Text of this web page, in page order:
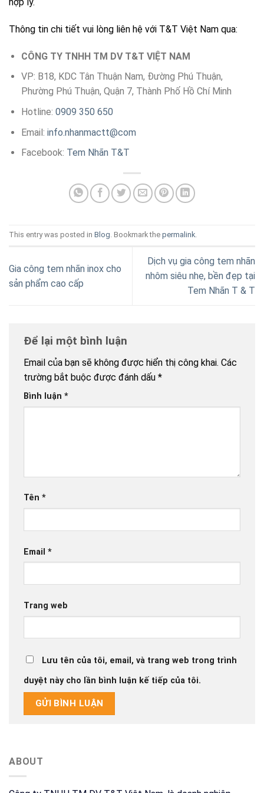
Thông tin chi tiết vui lòng liên hệ với T&T Việt Nam qua:
CÔNG TY TNHH TM DV T&T VIỆT NAM
VP: B18, KDC Tân Thuận Nam, Đường Phú Thuận,
Phường Phú Thuận, Quận 7, Thành Phố Hồ Chí Minh
Hotline: 0909 350 650
Email: info.nhanmactt@com
Facebook: Tem Nhãn T&T
This entry was posted in Blog. Bookmark the permalink.
Gia công tem nhãn inox cho
sản phẩm cao cấp
Dịch vụ gia công tem nhãn
nhôm siêu nhẹ, bền đẹp tại
Tem Nhãn T & T
Để lại một bình luận
Email của bạn sẽ không được hiển thị công khai. Các
trường bắt buộc được đánh dấu *
Bình luận *
Tên *
Email *
Trang web
Lưu tên của tôi, email, và trang web trong trình
duyệt này cho lần bình luận kế tiếp của tôi.
ABOUT